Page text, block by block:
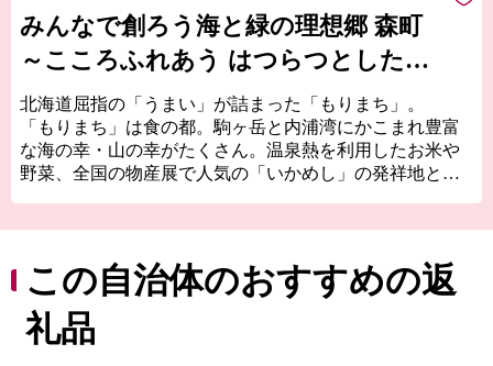
みんなで創ろう海と緑の理想郷 森町
～こころふれあう はつらつとした爽
やかなまち～
北海道屈指の「うまい」が詰まった「もりまち」。
「もりまち」は食の都。駒ヶ岳と内浦湾にかこまれ豊富
な海の幸・山の幸がたくさん。温泉熱を利用したお米や
野菜、全国の物産展で人気の「いかめし」の発祥地とし
末、箱館戦争時に榎本武揚や土方歳三が上陸した地、北
海道開拓の要であった「札幌本道」の海上路桟橋跡地な
どの、貴重な史跡が多く点在し、また桜の名所として
1,000本以上の桜が咲き誇る、食・桜・歴史を間近に感じ
この自治体のおすすめの返
礼品